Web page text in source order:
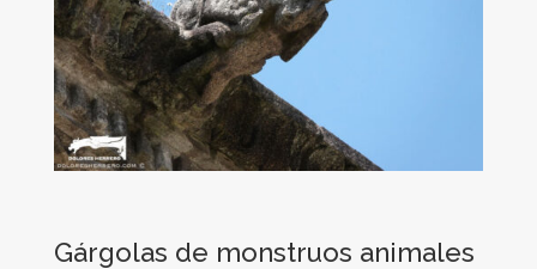
Gárgolas de monstruos animales